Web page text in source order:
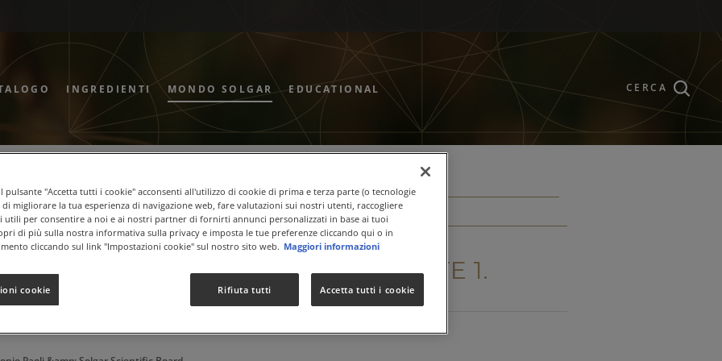
INGREDIENTI MONDO SOLGAR EDUCATIONAL CERCA
Intestinale Parte 1
E BENESSERE INTESTINALE. PARTE 1.
pulsante "Accetta tutti i cookie" acconsenti all'utilizzo di cookie di prima e terza parte (o tecnologie
di migliorare la tua esperienza di navigazione web, fare valutazioni sui nostri utenti, raccogliere
utili per consentire a noi e ai nostri partner di fornirti annunci personalizzati in base ai tuoi
di più sulla nostra informativa sulla privacy e imposta le tue preferenze cliccando qui o in
cliccando sul link "Impostazioni cookie" sul nostro sito web. Maggiori informazioni
cookie Rifiuta tutti Accetta tutti i cookie